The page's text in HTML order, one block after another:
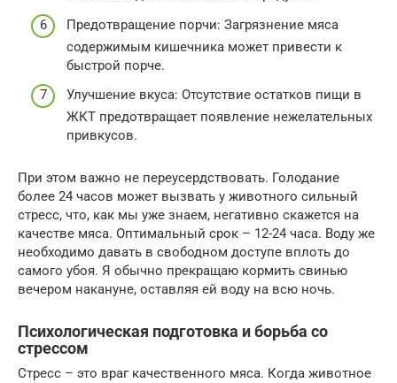
Предотвращение порчи: Загрязнение мяса
содержимым кишечника может привести к
быстрой порче.
Улучшение вкуса: Отсутствие остатков пищи в
ЖКТ предотвращает появление нежелательных
привкусов.
При этом важно не переусердствовать. Голодание
более 24 часов может вызвать у животного сильный
стресс, что, как мы уже знаем, негативно скажется на
качестве мяса. Оптимальный срок – 12-24 часа. Воду же
необходимо давать в свободном доступе вплоть до
самого убоя. Я обычно прекращаю кормить свинью
вечером накануне, оставляя ей воду на всю ночь.
Психологическая подготовка и борьба со
стрессом
Стресс – это враг качественного мяса. Когда животное